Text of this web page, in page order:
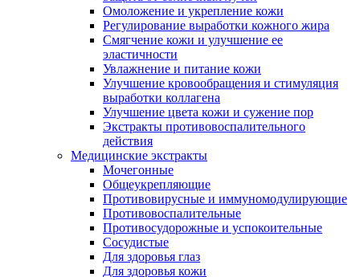
Омоложение и укрепление кожи
Регулирование выработки кожного жира
Смягчение кожи и улучшение ее
эластичности
Увлажнение и питание кожи
Улучшение кровообращения и стимуляция
выработки коллагена
Улучшение цвета кожи и сужение пор
Экстракты противовоспалительного
действия
Медицинские экстракты
Мочегонные
Общеукрепляющие
Противовирусные и иммуномодулирующие
Противовоспалительные
Противосудорожные и успокоительные
Сосудистые
Для здоровья глаз
Для здоровья кожи